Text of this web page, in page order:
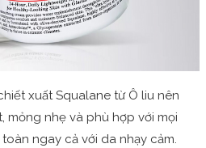
xuất Squalane từ Ô liu nên
mỏng nhẹ và phù hợp với mọi
ngay cả với da nhạy cảm.